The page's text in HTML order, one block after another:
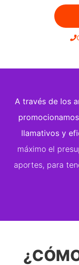
A través de los
llamativos y
máximo el
aportes, para